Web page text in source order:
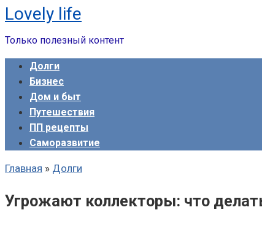
Перейти
контенту
Lovely life
Только полезный контент
Долги
Бизнес
Дом и быт
Путешествия
ПП рецепты
Саморазвитие
Главная » Долги
Угрожают коллекторы: что